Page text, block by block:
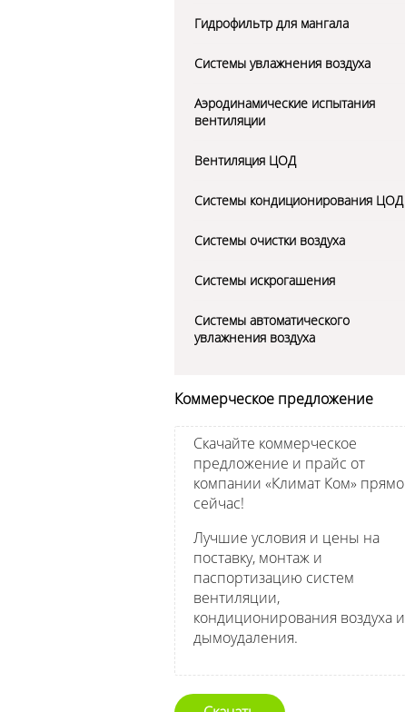
Гидрофильтр для мангала
Системы увлажнения воздуха
Аэродинамические испытания
вентиляции
Вентиляция ЦОД
Системы кондиционирования ЦОД
Системы очистки воздуха
Системы искрогашения
Системы автоматического
увлажнения воздуха
Коммерческое предложение
Скачайте коммерческое
предложение и прайс от
компании «Климат Ком» прямо
сейчас!
Лучшие условия и цены на
поставку, монтаж и
паспортизацию систем
вентиляции,
кондиционирования воздуха и
дымоудаления.